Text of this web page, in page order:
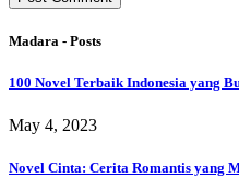
Madara - Posts
100 Novel Terbaik Indonesia yang
May 4, 2023
Novel Cinta: Cerita Romantis yang